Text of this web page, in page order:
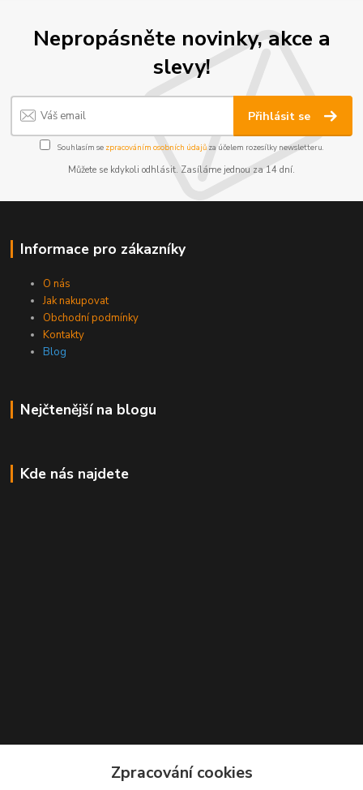
Nepropásněte novinky, akce a
slevy!
Přihlásit se
Souhlasím se zpracováním osobních údajůza účelem rozesílky newsletteru.
Můžete se kdykoli odhlásit. Zasíláme jednou za 14 dní.
Informace pro zákazníky
O nás
Jak nakupovat
Obchodní podmínky
Kontakty
Blog
Nejčtenější na blogu
Kde nás najdete
Zpracování cookies